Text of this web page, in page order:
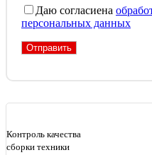
Даю согласиена
персональных данных
Контроль качества
сборки техники